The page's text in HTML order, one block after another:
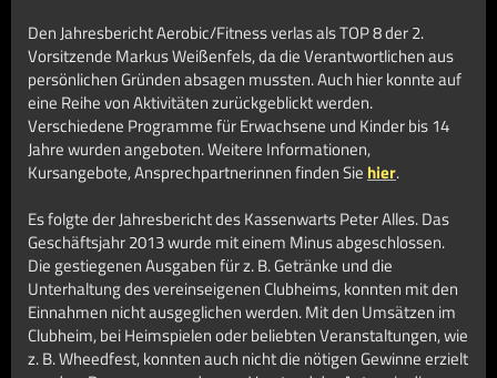
Den Jahresbericht Aerobic/Fitness verlas als TOP 8 der 2.
Vorsitzende Markus Weißenfels, da die Verantwortlichen aus
persönlichen Gründen absagen mussten. Auch hier konnte auf
eine Reihe von Aktivitäten zurückgeblickt werden.
Verschiedene Programme für Erwachsene und Kinder bis 14
Jahre wurden angeboten. Weitere Informationen,
Kursangebote, Ansprechpartnerinnen finden Sie hier.
Es folgte der Jahresbericht des Kassenwarts Peter Alles. Das
Geschäftsjahr 2013 wurde mit einem Minus abgeschlossen.
Die gestiegenen Ausgaben für z. B. Getränke und die
Unterhaltung des vereinseigenen Clubheims, konnten mit den
Einnahmen nicht ausgeglichen werden. Mit den Umsätzen im
Clubheim, bei Heimspielen oder beliebten Veranstaltungen, wie
z. B. Wheedfest, konnten auch nicht die nötigen Gewinne erzielt